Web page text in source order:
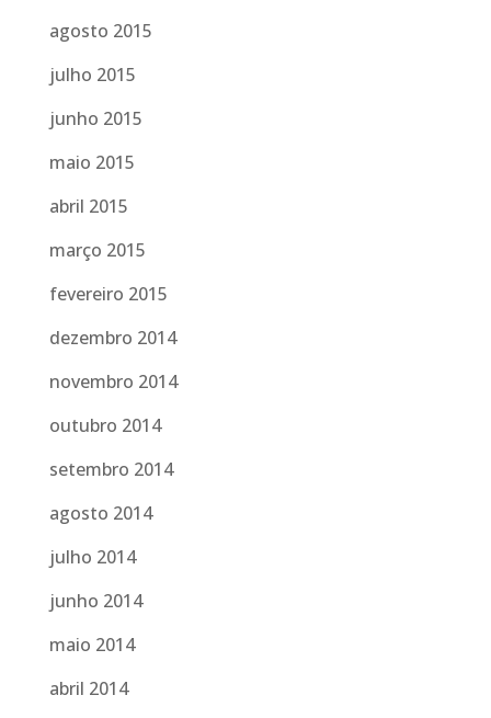
agosto 2015
julho 2015
junho 2015
maio 2015
abril 2015
março 2015
fevereiro 2015
dezembro 2014
novembro 2014
outubro 2014
setembro 2014
agosto 2014
julho 2014
junho 2014
maio 2014
abril 2014